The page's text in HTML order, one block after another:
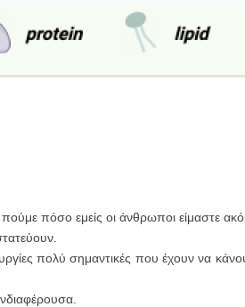
πόσο εμείς οι άνθρωποι είμαστε
πολύ σημαντικές που έχουν να